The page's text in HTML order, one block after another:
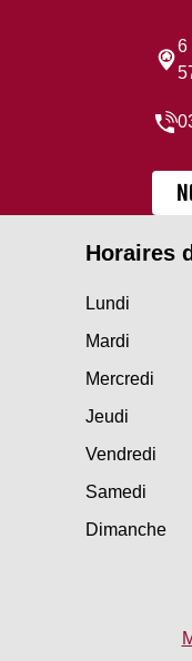
6
Horaires
Lundi
Mardi
Mercredi
Jeudi
Vendredi
Samedi
Dimanche